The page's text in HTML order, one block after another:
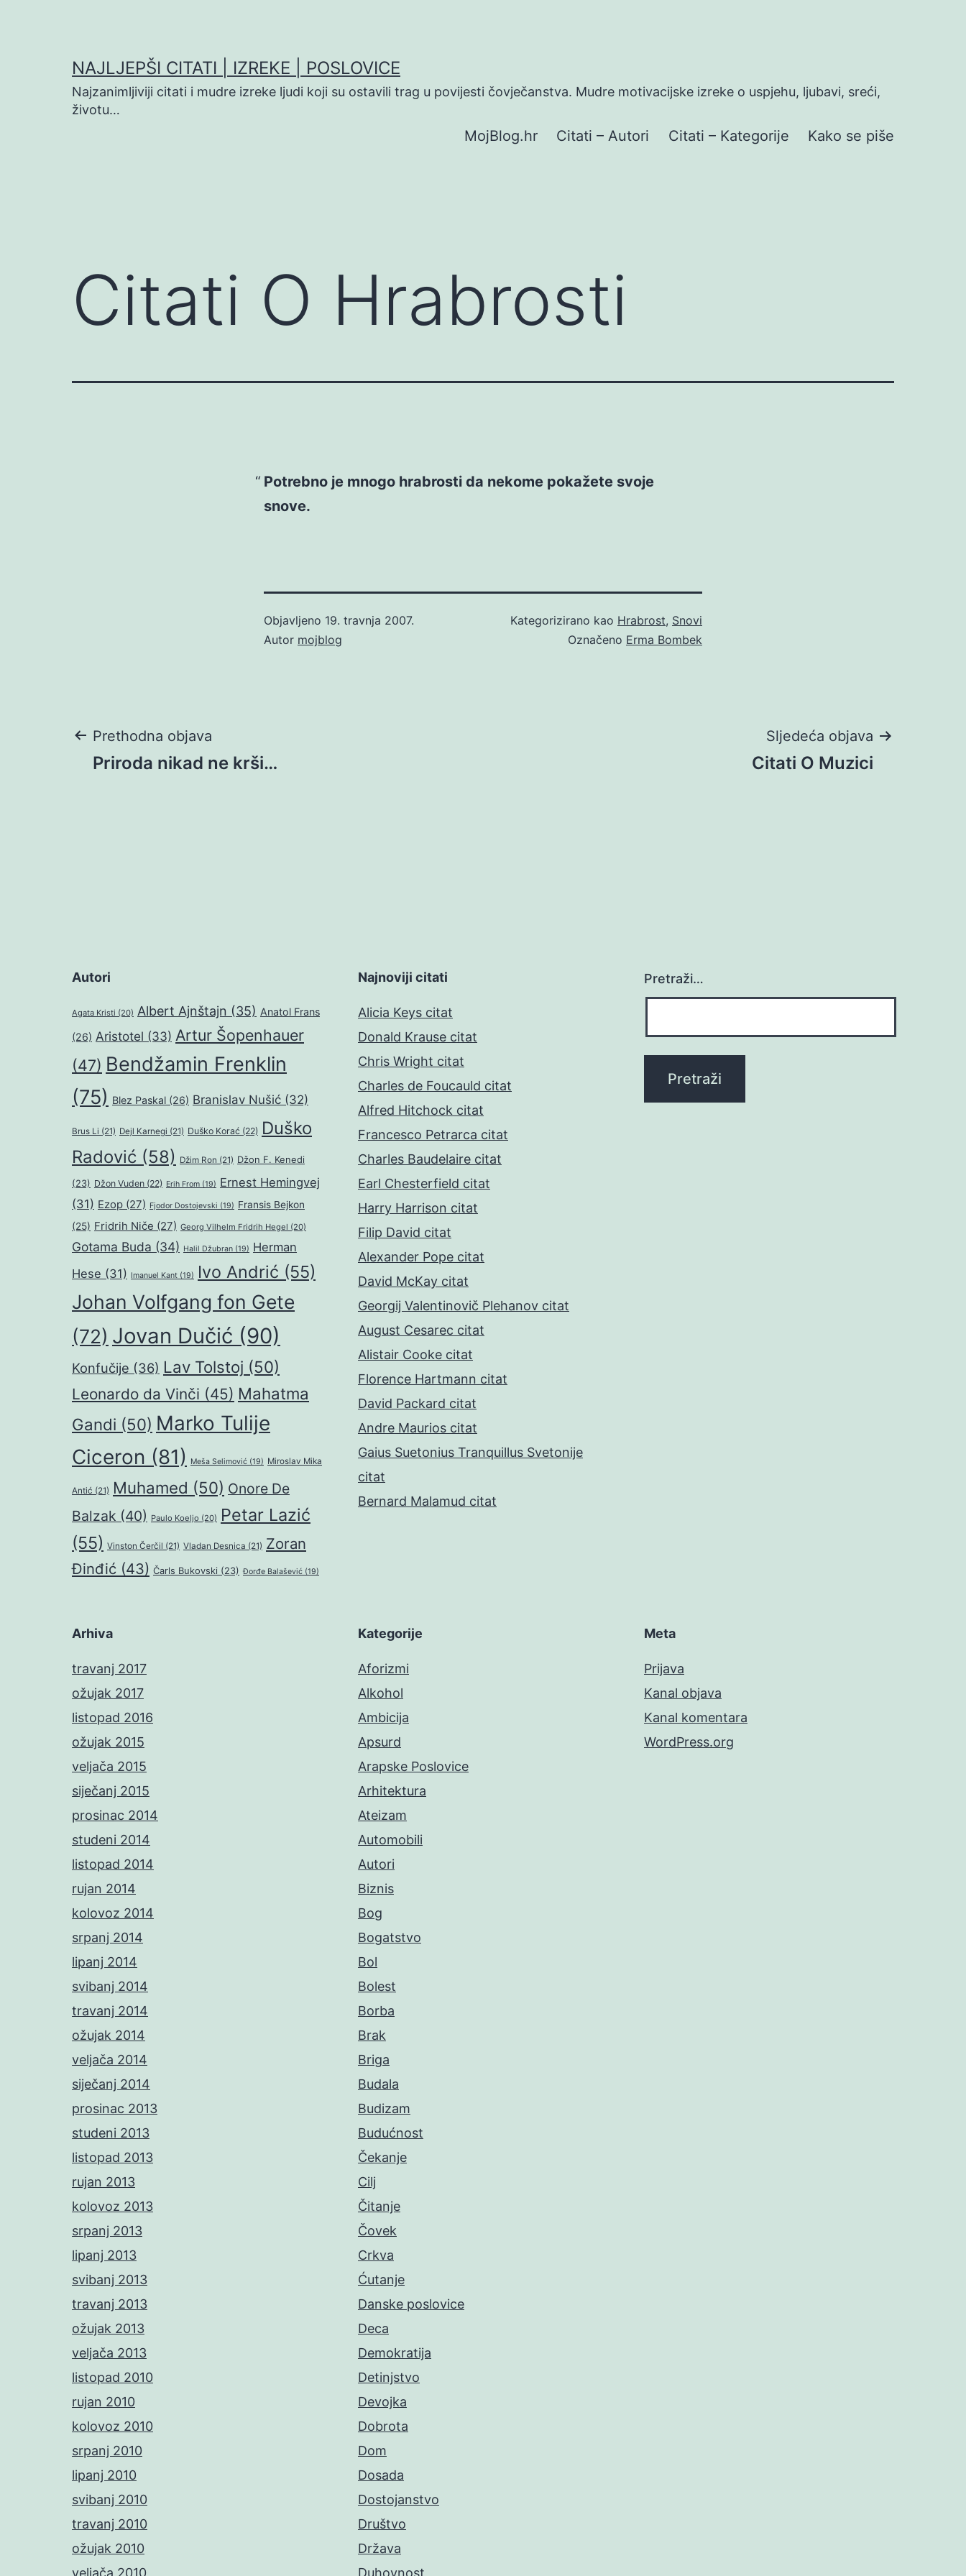
NAJLJEPŠI CITATI | IZREKE | POSLOVICE
Najzanimljiviji citati i mudre izreke ljudi koji su ostavili trag u povijesti čovječanstva. Mudre motivacijske izreke o uspjehu, ljubavi, sreći,
životu…
MojBlog.hr Citati – Autori Citati – Kategorije Kako se piše
Citati O Hrabrosti
Potrebno je mnogo hrabrosti da nekome pokažete svoje
snove.
Objavljeno 19. travnja 2007.
Autor mojblog
Kategorizirano kao Hrabrost, Snovi
Označeno Erma Bombek
Navigacija
Prethodna objava
Priroda nikad ne krši…
Sljedeća objava
Citati O Muzici
Autori
Agata Kristi (20) Albert Ajnštajn (35) Anatol Frans
(26) Aristotel (33) Artur Šopenhauer
(47) Bendžamin Frenklin
(75) Blez Paskal (26) Branislav Nušić (32)
Brus Li (21) Dejl Karnegi (21) Duško Korać (22) Duško
Radović (58) Džim Ron (21) Džon F. Kenedi
(23) Džon Vuden (22) Erih From (19) Ernest Hemingvej
(31) Ezop (27) Fjodor Dostojevski (19) Fransis Bejkon
(25) Fridrih Niče (27) Georg Vilhelm Fridrih Hegel (20)
Gotama Buda (34) Halil Džubran (19) Herman
Hese (31) Imanuel Kant (19) Ivo Andrić (55)
Johan Volfgang fon Gete
(72) Jovan Dučić (90)
Konfučije (36) Lav Tolstoj (50)
Leonardo da Vinči (45) Mahatma
Gandi (50) Marko Tulije
Ciceron (81) Meša Selimović (19) Miroslav Mika
Antić (21) Muhamed (50) Onore De
Balzak (40) Paulo Koeljo (20) Petar Lazić
(55) Vinston Čerčil (21) Vladan Desnica (21) Zoran
Đinđić (43) Čarls Bukovski (23) Đorđe Balašević (19)
Najnoviji citati
Alicia Keys citat
Donald Krause citat
Chris Wright citat
Charles de Foucauld citat
Alfred Hitchock citat
Francesco Petrarca citat
Charles Baudelaire citat
Earl Chesterfield citat
Harry Harrison citat
Filip David citat
Alexander Pope citat
David McKay citat
Georgij Valentinovič Plehanov citat
August Cesarec citat
Alistair Cooke citat
Florence Hartmann citat
David Packard citat
Andre Maurios citat
Gaius Suetonius Tranquillus Svetonije
citat
Bernard Malamud citat
Pretraži…
Arhiva
travanj 2017
ožujak 2017
listopad 2016
ožujak 2015
veljača 2015
siječanj 2015
prosinac 2014
studeni 2014
listopad 2014
rujan 2014
kolovoz 2014
srpanj 2014
lipanj 2014
svibanj 2014
travanj 2014
ožujak 2014
veljača 2014
siječanj 2014
prosinac 2013
studeni 2013
listopad 2013
rujan 2013
kolovoz 2013
srpanj 2013
lipanj 2013
svibanj 2013
travanj 2013
ožujak 2013
veljača 2013
listopad 2010
rujan 2010
kolovoz 2010
srpanj 2010
lipanj 2010
svibanj 2010
travanj 2010
ožujak 2010
veljača 2010
Kategorije
Aforizmi
Alkohol
Ambicija
Apsurd
Arapske Poslovice
Arhitektura
Ateizam
Automobili
Autori
Biznis
Bog
Bogatstvo
Bol
Bolest
Borba
Brak
Briga
Budala
Budizam
Budućnost
Čekanje
Cilj
Čitanje
Čovek
Crkva
Ćutanje
Danske poslovice
Deca
Demokratija
Detinjstvo
Devojka
Dobrota
Dom
Dosada
Dostojanstvo
Društvo
Država
Duhovnost
Meta
Prijava
Kanal objava
Kanal komentara
WordPress.org